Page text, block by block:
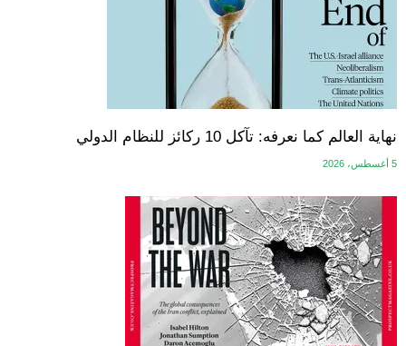
نهاية العالم كما نعرفه: تآكل 10 ركائز للنظام الدولي
5 أغسطس، 2026